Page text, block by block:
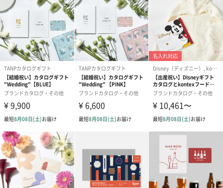
豊富なラインナップで特に20～40代の女性に人気のDEAN &
DELUCA。
選りすぐりされた世界中の美味しい食べ物をぜひ贈ってみません
か？
商品詳細情報
お届けからの
使用期限
商品パッケー
ジサイズ
約縦14.4cm×横12.5cm×厚み2cm
全体重量
42g